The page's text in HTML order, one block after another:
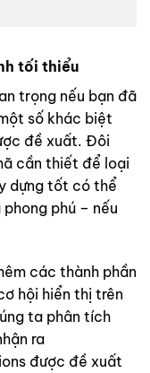
tối thiểu
trọng nếu bạn đã
số khác biệt
đề xuất. Đôi
cần thiết để loại
dựng tốt có thể
phú – nếu
các thành phần
hội hiển thị trên
ta phân tích
ra
được đề xuất